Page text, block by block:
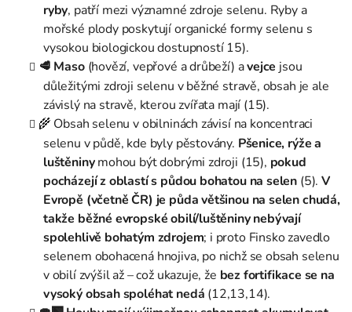
ryby, patří mezi významné zdroje selenu. Ryby a
mořské plody poskytují organické formy selenu s
vysokou biologickou dostupností 15).
🥩 Maso(hovězí, vepřové a drůbeží) avejce jsou
důležitými zdroji selenu v běžné stravě, obsah je ale
závislý na stravě, kterou zvířata mají (15).
🌾 Obsah selenu v obilninách závisí na koncentraci
selenu v půdě, kde byly pěstovány. Pšenice, rýže a
luštěninymohou být dobrými zdroji (15), pokud
pocházejí z oblastí s půdou bohatou na selen (5).V
Evropě (včetně ČR) je půda většinou na selen chudá,
takže běžné evropské obilí/luštěniny nebývají
spolehlivě bohatým zdrojem; i proto Finsko zavedlo
selenem obohacená hnojiva, po nichž se obsah selenu
v obilí zvýšil až – což ukazuje, že bez fortifikace se na
vysoký obsah spoléhat nedá (12,13,14).